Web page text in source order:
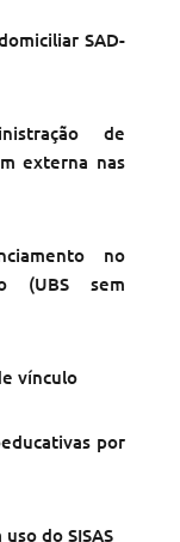
SAD-
de
externa nas
no
(UBS sem
vínculo
por
do SISAS